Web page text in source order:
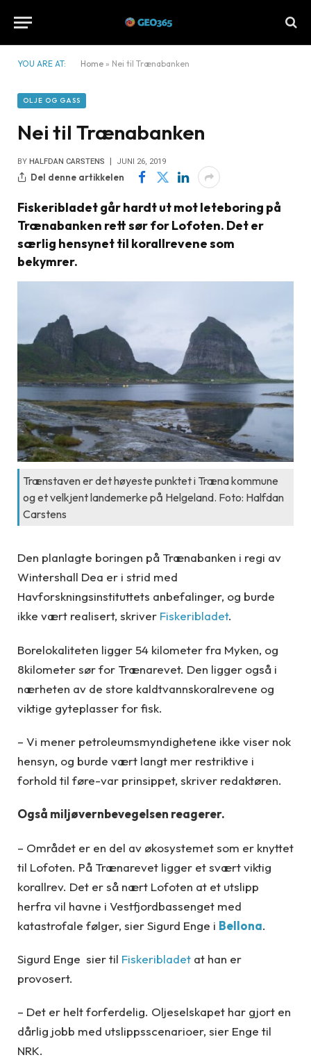
YOU ARE AT: Home » Nei til Trænabanken
OLJE OG GASS
Nei til Trænabanken
BY HALFDAN CARSTENS JUNI 26, 2019
Del denne artikkelen
Fiskeribladet går hardt ut mot leteboring på
Trænabanken rett sør for Lofoten. Det er
særlig hensynet til korallrevene som
bekymrer.
Trænstaven er det høyeste punktet i Træna kommune
og et velkjent landemerke på Helgeland. Foto: Halfdan
Carstens
Den planlagte boringen på Trænabanken i regi av
Wintershall Dea er i strid med
Havforskningsinstituttets anbefalinger, og burde
ikke vært realisert, skriver Fiskeribladet.
Borelokaliteten ligger 54 kilometer fra Myken, og
8kilometer sør for Trænarevet. Den ligger også i
nærheten av de store kaldtvannskoralrevene og
viktige gyteplasser for fisk.
– Vi mener petroleumsmyndighetene ikke viser nok
hensyn, og burde vært langt mer restriktive i
forhold til føre-var prinsippet, skriver redaktøren.
Også miljøvernbevegelsen reagerer.
– Området er en del av økosystemet som er knyttet
til Lofoten. På Trænarevet ligger et svært viktig
korallrev. Det er så nært Lofoten at et utslipp
herfra vil havne i Vestfjordbassenget med
katastrofale følger, sier Sigurd Enge i Bellona.
Sigurd Enge sier til Fiskeribladet at han er
provosert.
– Det er helt forferdelig. Oljeselskapet har gjort en
dårlig jobb med utslippsscenarioer, sier Enge til
NRK.